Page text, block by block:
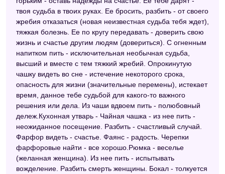
твоя судьба в твоих руках. Ее бросить, разбить - от своего
жребия отказаться (новая неизвестная судьба тебя ждет),
тяжкая болезнь. Ее по кругу передавать - доверить свою
жизнь и счастье другим людям (довериться). С огненным
напитком пить - исключительная необычная судьба,
высший и вместе с тем тяжкий жребий. Опрокинутую
чашку видеть во сне - истечение некоторого срока,
опасность для жизни (значительные перемены), истекает
время, данное тебе судьбой для какого-то важного
решения или дела. Из чаши вдвоем пить - полюбовный
дележ.Кухонная утварь - Чайная чашка - из нее пить -
неожиданное посещение. Разбить - счастливый случай.
Фарфор видеть - счастье. Фаянс - радость. Черепки
фарфоровые найти - все хорошо.Рюмка - веселье
(желанная женщина). Из нее пить - испытывать
вожделение. Разбить смерть женщины. Бокал - толкуется